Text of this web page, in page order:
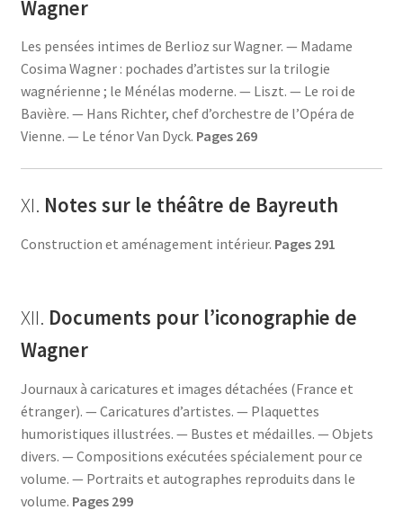
Wagner
Les pensées intimes de Berlioz sur Wagner. — Madame
Cosima Wagner : pochades d’artistes sur la trilogie
wagnérienne ; le Ménélas moderne. — Liszt. — Le roi de
Bavière. — Hans Richter, chef d’orchestre de l’Opéra de
Vienne. — Le ténor Van Dyck. Pages 269
XI. Notes sur le théâtre de Bayreuth
Construction et aménagement intérieur. Pages 291
XII. Documents pour l’iconographie de
Wagner
Journaux à caricatures et images détachées (France et
étranger). — Caricatures d’artistes. — Plaquettes
humoristiques illustrées. — Bustes et médailles. — Objets
divers. — Compositions exécutées spécialement pour ce
volume. — Portraits et autographes reproduits dans le
volume. Pages 299